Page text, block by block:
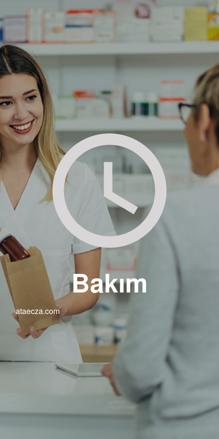
Bakım
ataecza.com